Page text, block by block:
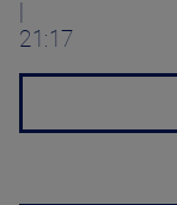
21:17